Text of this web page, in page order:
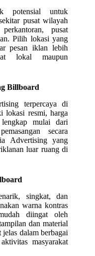
potensial untuk
pusat wilayah
pusat
Pilih lokasi yang
pesan iklan lebih
lokal maupun
Billboard
terpercaya di
lokasi resmi, harga
mulai dari
secara
Advertising yang
luar ruang di
singkat, dan
warna kontras
diingat oleh
dan material
dalam berbagai
masyarakat